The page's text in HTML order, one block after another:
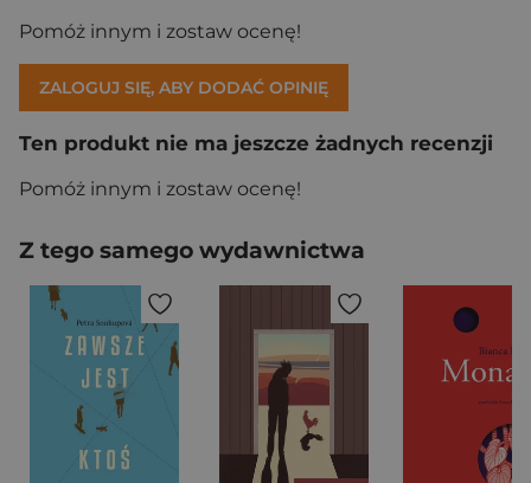
Pomóż innym i zostaw ocenę!
ZALOGUJ SIĘ, ABY DODAĆ OPINIĘ
Ten produkt nie ma jeszcze żadnych recenzji
Pomóż innym i zostaw ocenę!
Z tego samego wydawnictwa